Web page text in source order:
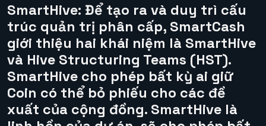
SmartHive: Để tạo ra và duy trì cấu
trúc quản trị phân cấp, SmartCash
giới thiệu hai khái niệm là SmartHive
và Hive Structuring Teams (HST).
SmartHive cho phép bất kỳ ai giữ
Coin có thể bỏ phiếu cho các đề
xuất của cộng đồng. SmartHive là